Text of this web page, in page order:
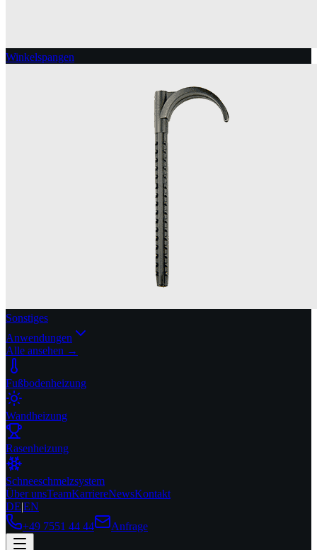
Winkelspangen
Sonstiges
Anwendungen
Alle ansehen →
Fußbodenheizung
Wandheizung
Rasenheizung
Schneeschmelzsystem
Über unsTeamKarriereNewsKontakt
DE|EN
+49 7551 44 44
Anfrage